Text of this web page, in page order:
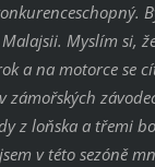
Myslím si,
a na motorce se
zámořských
z loňska a třemi
v této sezóně